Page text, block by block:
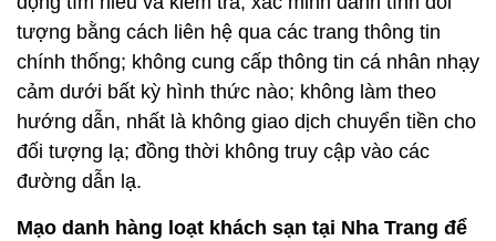
tượng bằng cách liên hệ qua các trang thông tin
chính thống; không cung cấp thông tin cá nhân nhạy
cảm dưới bất kỳ hình thức nào; không làm theo
hướng dẫn, nhất là không giao dịch chuyển tiền cho
đối tượng lạ; đồng thời không truy cập vào các
đường dẫn lạ.
Mạo danh hàng loạt khách sạn tại Nha Trang để